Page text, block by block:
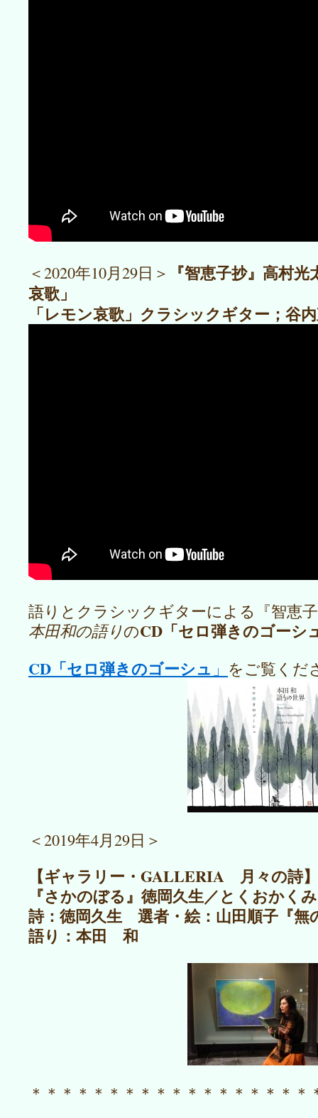
＜2020年10月29日＞ 『智恵子抄』高村
哀歌」
「レモン哀歌」クラシックギター；谷
語りとクラシックギターによる『智恵
本田和の語りのCD「セロ弾きのゴーシ
CD「セロ弾きのゴーシュ 」 をご覧くだ
＜2019年4月29日＞
【ギャラリー・GALLERIA 月々の詩
『さかのぼる』徳岡久生／とくおかくみ
詩：徳岡久生 選者・絵：山田順子『無
語り：本田 和
＊＊＊＊＊＊＊＊＊＊＊＊＊＊＊＊＊＊